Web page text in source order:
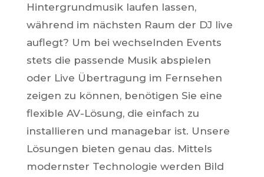
Hintergrundmusik laufen lassen,
während im nächsten Raum der DJ live
auflegt? Um bei wechselnden Events
stets die passende Musik abspielen
oder Live Übertragung im Fernsehen
zeigen zu können, benötigen Sie eine
flexible AV-Lösung, die einfach zu
installieren und managebar ist. Unsere
Lösungen bieten genau das. Mittels
modernster Technologie werden Bild